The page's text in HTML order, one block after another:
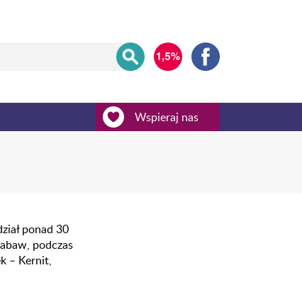
Wspieraj nas
ponad 30
podczas
– Kernit,